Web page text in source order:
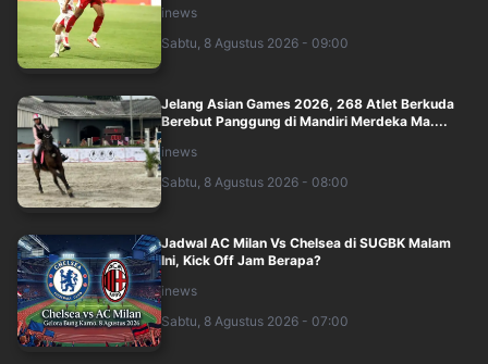
inews
Sabtu, 8 Agustus 2026 - 09:00
Jelang Asian Games 2026, 268 Atlet Berkuda
Berebut Panggung di Mandiri Merdeka Ma....
inews
Sabtu, 8 Agustus 2026 - 08:00
Jadwal AC Milan Vs Chelsea di SUGBK Malam
Ini, Kick Off Jam Berapa?
inews
Sabtu, 8 Agustus 2026 - 07:00